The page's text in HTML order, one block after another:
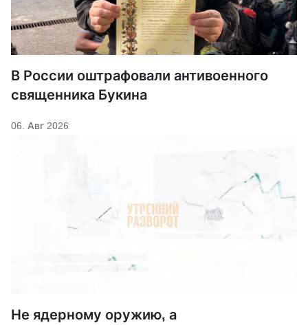
В России оштрафовали антивоенного
священника Букина
06. Авг 2026
Не ядерному оружию, а